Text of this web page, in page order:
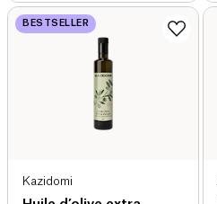
BESTSELLER
Kazidomi